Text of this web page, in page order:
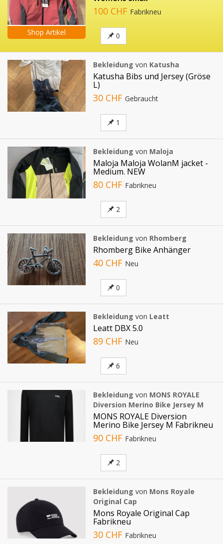
Shop Artikel
100 CHF Fabrikneu
0
Bekleidung von Katusha
Katusha Bibs und Jersey (Gröse
L)
30 CHF Gebraucht
1
Bekleidung von Maloja
Maloja Maloja WolanM jacket -
Medium. NEW
80 CHF Fabrikneu
2
Bekleidung von Rhomberg
Rhomberg Bike Anhänger
40 CHF Neu
0
Bekleidung von Leatt
Leatt DBX 5.0
89 CHF Neu
6
Bekleidung von MONS ROYALE
Diversion Merino Bike Jersey M
MONS ROYALE Diversion
Merino Bike Jersey M Fabrikneu
90 CHF Fabrikneu
2
Bekleidung von Mons Royale
Original Cap
Mons Royale Original Cap
Fabrikneu
30 CHF Fabrikneu